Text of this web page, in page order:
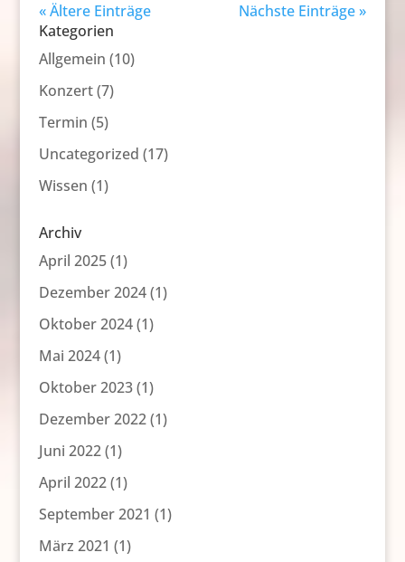
« Ältere Einträge
Nächste Einträge »
Kategorien
Allgemein (10)
Konzert(7)
Termin (5)
Uncategorized (17)
Wissen (1)
Archiv
April 2025(1)
Dezember 2024(1)
Oktober 2024(1)
Mai 2024(1)
Oktober 2023(1)
Dezember 2022(1)
Juni 2022(1)
April 2022(1)
September 2021 (1)
März 2021 (1)